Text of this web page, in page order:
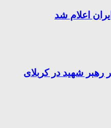
اعلام شد
رهبر شهید در کربلای